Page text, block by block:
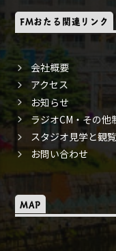
FMおたる関連リンク
会社概要
アクセス
お知らせ
ラジオCM・その他
スタジオ見学と観
お問い合わせ
MAP